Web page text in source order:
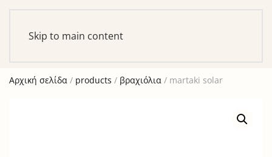
ελέγχου — καμία παραγγελία δε θα ολοκληρωθεί.
Skip to main content
Αρχική σελίδα / products / βραχιόλια / martaki solar